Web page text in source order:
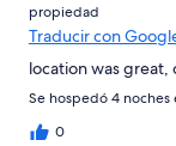
propiedad
Traducir con
location was
Se hospedó 4
0